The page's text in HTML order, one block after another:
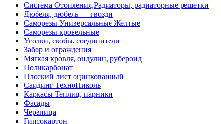
Система Отопления,Радиаторы, радиаторные решетки
Дюбеля, дюбель — гвозди
Саморезы Универсальные Желтые
Саморезы кровельные
Уголки, скобы, соединители
Забор и ограждения
Мягкая кровля, ондулин, рубероид
Поликарбонат
Плоский лист оцинкованный
Сайдинг ТехноНиколь
Каркасы Теплиц, парники
Фасады
Черепица
Гипсокартон